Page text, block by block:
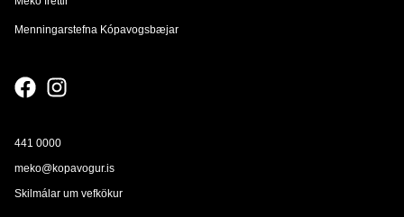
Menningarstefna Kópavogsbæjar
441 0000
meko@kopavogur.is
Skilmálar um vefkökur